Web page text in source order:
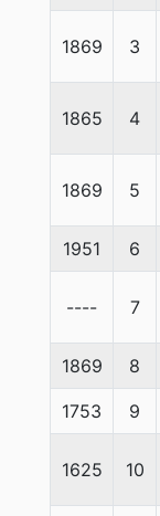
1869 3
1865 4
1869 5
1951 6
---- 7
1869 8
1753 9
1625 10